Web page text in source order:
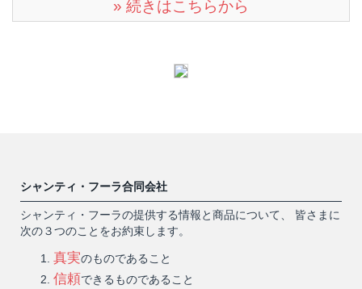
» 続きはこちらから
シャンティ・フーラ合同会社
シャンティ・フーラの提供する情報と商品について、 皆さまに
次の３つのことをお約束します。
真実のものであること
信頼できるものであること